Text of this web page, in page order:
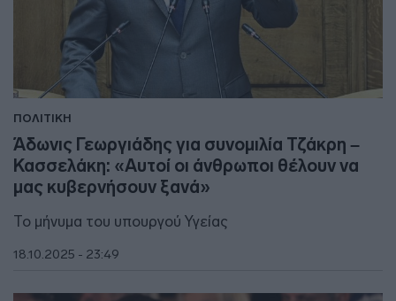
ΠΟΛΙΤΙΚΗ
Άδωνις Γεωργιάδης για συνομιλία Τζάκρη –
Κασσελάκη: «Αυτοί οι άνθρωποι θέλουν να
μας κυβερνήσουν ξανά»
Το μήνυμα του υπουργού Υγείας
18.10.2025 - 23:49